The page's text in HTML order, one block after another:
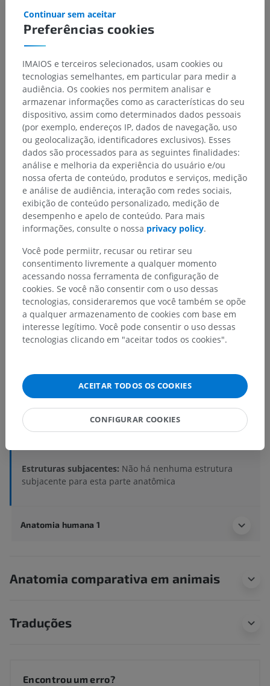
Anatomia humana 2
Corpo humano > Sistema músculoesquelético
Sistema esquelético> Dentes> Dente>
Estruturas subjacentes: Não há nenhuma estrutura
subjacente para esta parte anatômica
Anatomia humana 1
Anatomia comparativa em animais
Traduções
Encontrou um erro?
Preferências cookies
Continuar sem aceitar
IMAIOS e terceiros selecionados, usam cookies ou
tecnologias semelhantes, em particular para medir a
audiência. Os cookies nos permitem analisar e
armazenar informações como as características do seu
dispositivo, assim como determinados dados pessoais
(por exemplo, endereços IP, dados de navegação, uso
ou geolocalização, identificadores exclusivos). Esses
dados são processados para as seguintes finalidades:
análise e melhoria da experiência do usuário e/ou
nossa oferta de conteúdo, produtos e serviços, medição
e análise de audiência, interação com redes sociais,
exibição de conteúdo personalizado, medição de
desempenho e apelo de conteúdo. Para mais
informações, consulte o nossa privacy policy.
Você pode permiitr, recusar ou retirar seu
consentimento livremente a qualquer momento
acessando nossa ferramenta de configuração de
cookies. Se você não consentir com o uso dessas
tecnologias, consideraremos que você também se opõe
a qualquer armazenamento de cookies com base em
interesse legítimo. Você pode consentir o uso dessas
tecnologias clicando em "aceitar todos os cookies".
ACEITAR TODOS OS COOKIES
CONFIGURAR COOKIES